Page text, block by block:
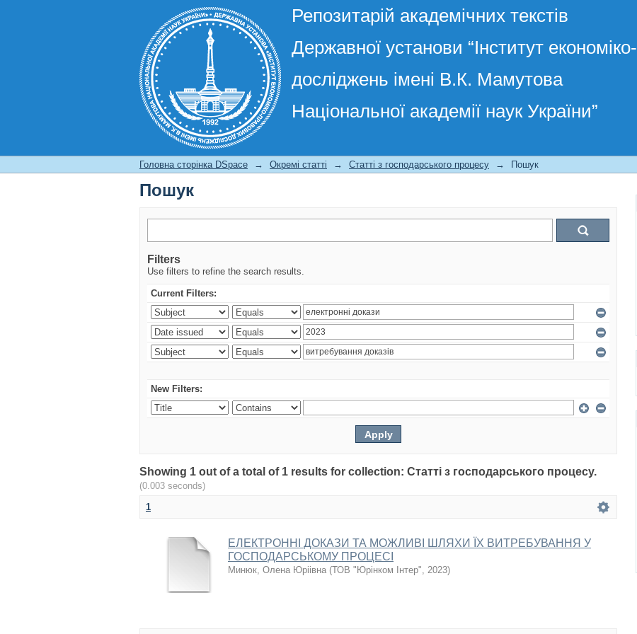
Репозитарій академічних текстів
Державної установи “Інститут
досліджень імені В.К. Мамутова
Національної академії наук України”
Пошук
Головна сторінка DSpace → Окремі статті → Статті з господарського процесу → Пошук
Пошук
Filters
Use filters to refine the search results.
Current Filters:
New Filters:
Showing 1 out of a total of 1 results for collection: Статті з господарського процесу.
(0.003 seconds)
1
ЕЛЕКТРОННІ ДОКАЗИ ТА МОЖЛИВІ ШЛЯХИ ЇХ ВИТРЕБУВАННЯ У
ГОСПОДАРСЬКОМУ ПРОЦЕСІ
Минюк, Олена Юріівна (ТОВ "Юрінком Інтер", 2023)